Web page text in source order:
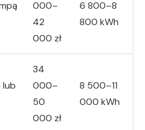
000–
42
000 zł
6 800–8
800 kWh
lub
34
000–
50
000 zł
8 500–11
000 kWh